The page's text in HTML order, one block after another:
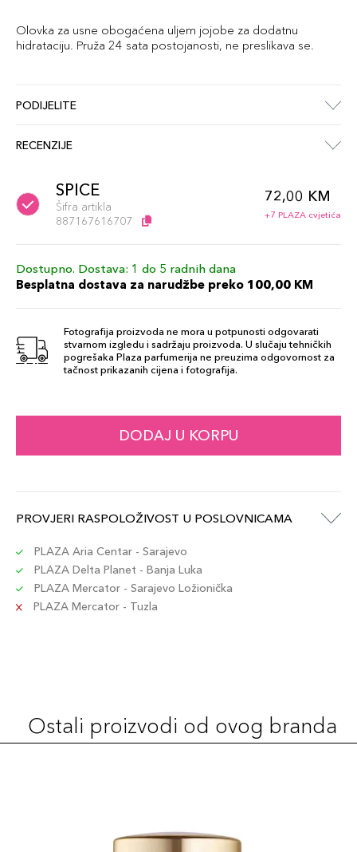
Olovka za usne obogaćena uljem jojobe za dodatnu
hidrataciju. Pruža 24 sata postojanosti, ne preslikava se.
PODIJELITE
RECENZIJE
SPICE
Šifra artikla
887167616707
72,00 KM
+7 PLAZA cvjetića
Dostupno. Dostava: 1 do 5 radnih dana
Besplatna dostava za narudžbe preko 100,00 KM
Fotografija proizvoda ne mora u potpunosti odgovarati
stvarnom izgledu i sadržaju proizvoda. U slučaju tehničkih
pogrešaka Plaza parfumerija ne preuzima odgovornost za
tačnost prikazanih cijena i fotografija.
DODAJ U KORPU
PROVJERI RASPOLOŽIVOST U POSLOVNICAMA
PLAZA Aria Centar - Sarajevo
PLAZA Delta Planet - Banja Luka
PLAZA Mercator - Sarajevo Ložionička
PLAZA Mercator - Tuzla
Ostali proizvodi od ovog branda